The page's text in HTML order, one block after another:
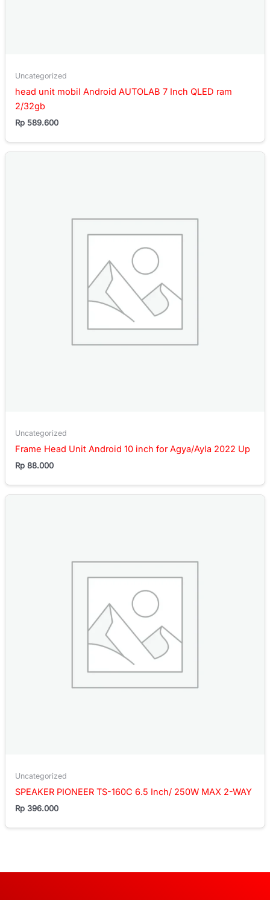
Uncategorized
head unit mobil Android AUTOLAB 7 Inch QLED ram
2/32gb
Rp 589.600
Uncategorized
Frame Head Unit Android 10 inch for Agya/Ayla 2022 Up
Rp 88.000
Uncategorized
SPEAKER PIONEER TS-160C 6.5 Inch/ 250W MAX 2-WAY
Rp 396.000